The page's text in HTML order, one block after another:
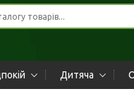
Дитяча